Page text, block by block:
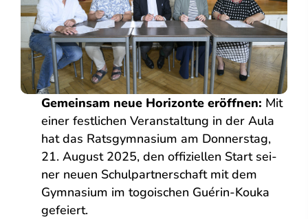
Gemeinsam neue Horizonte eröffnen: Mit
ei­ner fest­li­chen Ver­an­stal­tung in der Au­la
hat das Rats­gym­na­si­um am Don­ners­tag,
21. Au­gust 2025, den of­fi­zi­el­len Start sei­
ner neu­en Schul­part­ner­schaft mit dem
Gym­na­si­um im to­goi­schen Gué­rin-Kou­ka
ge­fei­ert.